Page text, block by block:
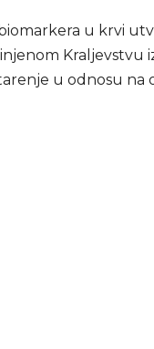
u krvi
Kraljevstvu
u odnosu na